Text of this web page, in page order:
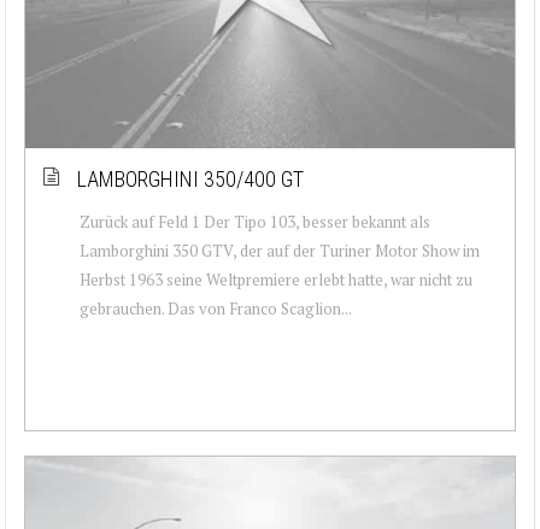
LAMBORGHINI 350/400 GT
Zurück auf Feld 1 Der Tipo 103, besser bekannt als
Lamborghini 350 GTV, der auf der Turiner Motor Show im
Herbst 1963 seine Weltpremiere erlebt hatte, war nicht zu
gebrauchen. Das von Franco Scaglion...